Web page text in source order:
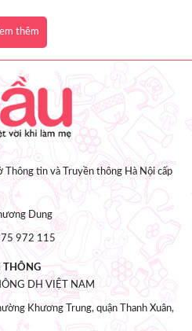
thêm
tin và Truyền thông Hà Nội cấp
Dung
972 115
THÔNG
DH VIỆT NAM
Khương Trung, quận Thanh Xuân,